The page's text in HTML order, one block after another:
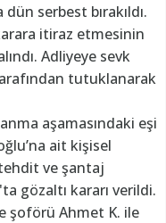
serbest bırakıldı.
itiraz etmesinin
Adliyeye sevk
tutuklanarak
aşamasındaki eşi
ait kişisel
ve şantaj
gözaltı kararı verildi.
şoförü Ahmet K. ile